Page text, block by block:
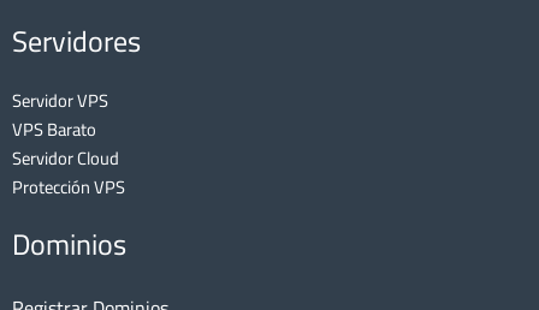
Servidores
Servidor VPS
VPS Barato
Servidor Cloud
Protección VPS
Dominios